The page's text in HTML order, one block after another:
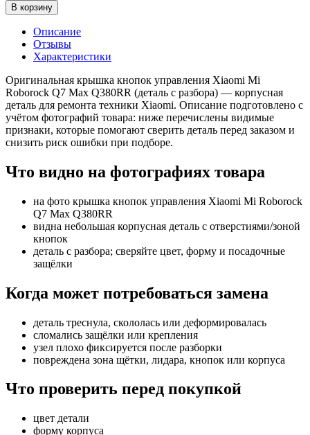
В корзину
Описание
Отзывы
Характеристики
Оригинальная крышка кнопок управления Xiaomi Mi
Roborock Q7 Max Q380RR (деталь с разбора) — корпусная
деталь для ремонта техники Xiaomi. Описание подготовлено с
учётом фотографий товара: ниже перечислены видимые
признаки, которые помогают сверить деталь перед заказом и
снизить риск ошибки при подборе.
Что видно на фотографиях товара
на фото крышка кнопок управления Xiaomi Mi Roborock
Q7 Max Q380RR
видна небольшая корпусная деталь с отверстиями/зоной
кнопок
деталь с разбора; сверяйте цвет, форму и посадочные
защёлки
Когда может потребоваться замена
деталь треснула, скололась или деформировалась
сломались защёлки или крепления
узел плохо фиксируется после разборки
повреждена зона щётки, лидара, кнопок или корпуса
Что проверить перед покупкой
цвет детали
форму корпуса